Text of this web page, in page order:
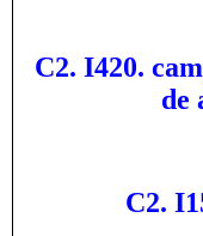
C2. I420.
de
C2.